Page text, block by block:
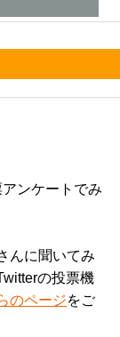
ンケートでみ
んに聞いてみ
の投票機
のページをご